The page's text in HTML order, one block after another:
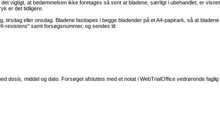
vigtigt, at bedømmelsen ikke foretages så sent at bladene, særligt i ubehandlet, er visnet
er det tidligere.
eller onsdag. Bladene fasttapes i begge bladender på et A4-papirark, så at bladene
resistens" samt forsøgsnummer, og sendes til:
dosis, middel og dato. Forsøget afsluttes med et notat i WebTrialOffice vedrørende faglig